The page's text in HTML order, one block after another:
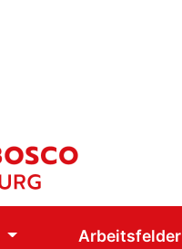
Arbeitsfelder